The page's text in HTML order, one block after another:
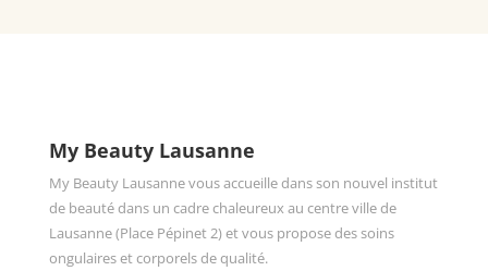
My Beauty Lausanne
My Beauty Lausanne vous accueille dans son nouvel institut
de beauté dans un cadre chaleureux au centre ville de
Lausanne (Place Pépinet 2) et vous propose des soins
ongulaires et corporels de qualité.